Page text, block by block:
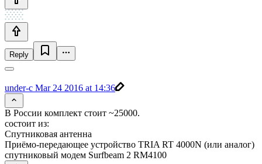
Reply
under-c Mar 24 2016 at 14:36
В России комплект стоит ~25000.
состоит из:
Спутниковая антенна
Приёмо-передающее устройство TRIA RT 4000N (или аналог)
спутниковый модем Surfbeam 2 RM4100